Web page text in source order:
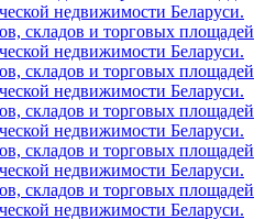
недвижимости Беларуси.
складов и торговых площадей
недвижимости Беларуси.
складов и торговых площадей
недвижимости Беларуси.
складов и торговых площадей
недвижимости Беларуси.
складов и торговых площадей
недвижимости Беларуси.
складов и торговых площадей
недвижимости Беларуси.